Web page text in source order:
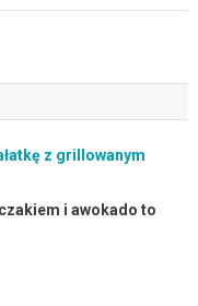
z grillowanym
i awokado to